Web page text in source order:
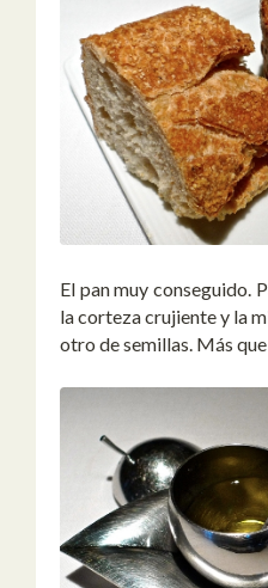
El pan muy conseguido.
la corteza crujiente y la
otro de semillas. Más